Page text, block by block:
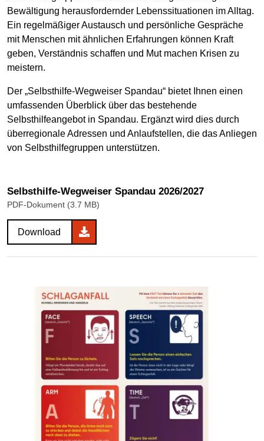
Bewältigung herausfordernder Lebenssituationen im Alltag.
Ein regelmäßiger Austausch und persönliche Gespräche
mit Menschen mit ähnlichen Erfahrungen können Kraft
geben, Verständnis schaffen und Mut machen Krisen zu
meistern.
Der „Selbsthilfe-Wegweiser Spandau“ bietet Ihnen einen
umfassenden Überblick über das bestehende
Selbsthilfeangebot in Spandau. Ergänzt wird dies durch
überregionale Adressen und Anlaufstellen, die das Anliegen
von Selbsthilfegruppen unterstützen.
Selbsthilfe-Wegweiser Spandau 2026/2027
PDF-Dokument (3.7 MB)
Download